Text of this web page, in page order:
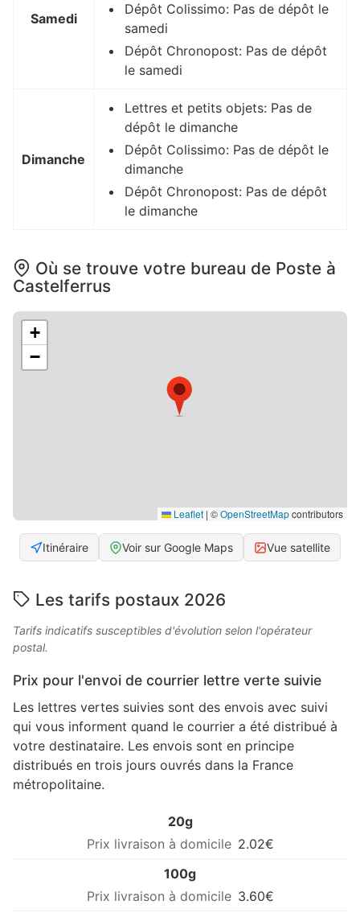
Samedi
Dépôt Colissimo: Pas de dépôt le
samedi
Dépôt Chronopost: Pas de dépôt
le samedi
Dimanche
Lettres et petits objets: Pas de
dépôt le dimanche
Dépôt Colissimo: Pas de dépôt le
dimanche
Dépôt Chronopost: Pas de dépôt
le dimanche
Où se trouve votre bureau de Poste à
Castelferrus
+
−
Leaflet | ©OpenStreetMapcontributors
Itinéraire Voir sur Google Maps Vue satellite
Les tarifs postaux 2026
Tarifs indicatifs susceptibles d'évolution selon l'opérateur
postal.
Prix pour l'envoi de courrier lettre verte suivie
Les lettres vertes suivies sont des envois avec suivi
qui vous informent quand le courrier a été distribué à
votre destinataire. Les envois sont en principe
distribués en trois jours ouvrés dans la France
métropolitaine.
20g
2.02€
100g
3.60€